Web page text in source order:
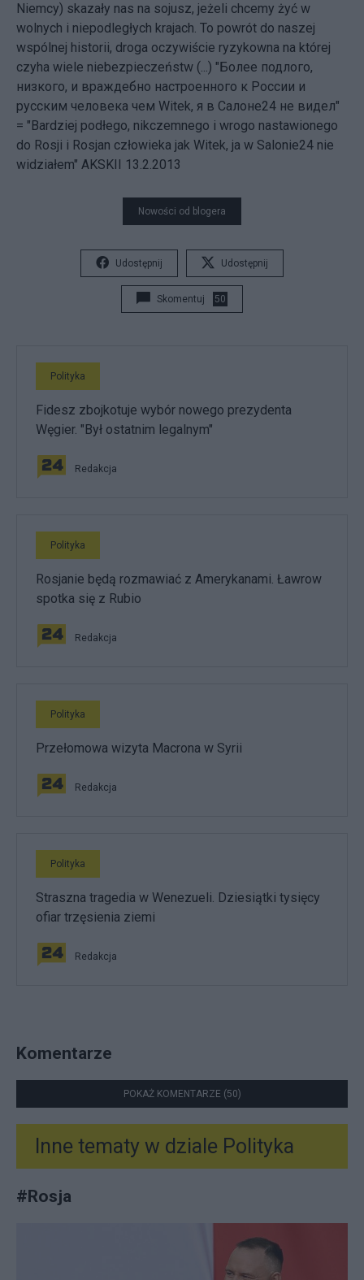
Niemcy) skazały nas na sojusz, jeżeli chcemy żyć w
wolnych i niepodległych krajach. To powrót do naszej
wspólnej historii, droga oczywiście ryzykowna na której
czyha wiele niebezpieczeństw (...) "Более подлого,
низкого, и враждебно настроенного к России и
русским человека чем Witek, я в Салоне24 не видел"
= "Bardziej podłego, nikczemnego i wrogo nastawionego
do Rosji i Rosjan człowieka jak Witek, ja w Salonie24 nie
widziałem" AKSKII 13.2.2013
Nowości od blogera
Udostępnij Udostępnij
Skomentuj 50
Polityka
Fidesz zbojkotuje wybór nowego prezydenta
Węgier. "Był ostatnim legalnym"
Redakcja
Polityka
Rosjanie będą rozmawiać z Amerykanami. Ławrow
spotka się z Rubio
Redakcja
Polityka
Przełomowa wizyta Macrona w Syrii
Redakcja
Polityka
Straszna tragedia w Wenezueli. Dziesiątki tysięcy
ofiar trzęsienia ziemi
Redakcja
Komentarze
POKAŻ KOMENTARZE (50)
Inne tematy w dziale Polityka
#Rosja